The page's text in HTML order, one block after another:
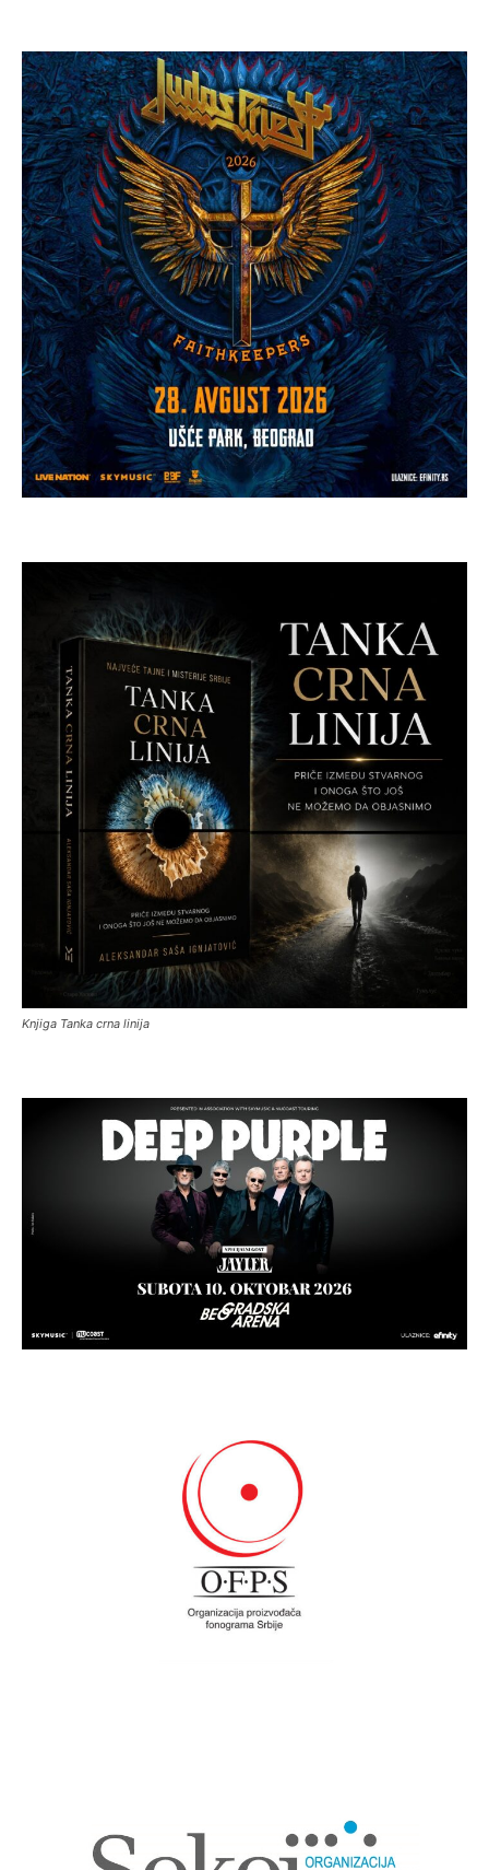
Knjiga Tanka crna linija